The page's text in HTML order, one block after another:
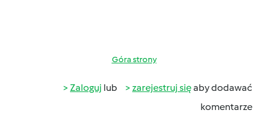
Góra strony
Zaloguj lub zarejestruj sięaby dodawać
komentarze